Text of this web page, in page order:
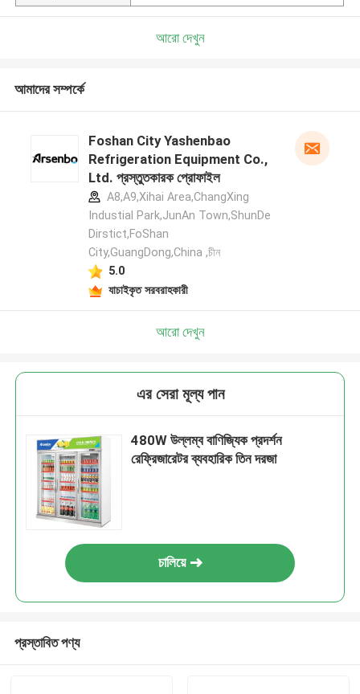
আরো দেখুন
আমাদের সম্পর্কে
Foshan City Yashenbao
Refrigeration Equipment Co.,
Ltd. প্রস্তুতকারক প্রোফাইল
A8,A9,Xihai Area,ChangXing
Industial Park,JunAn Town,ShunDe
Dirstict,FoShan
City,GuangDong,China ,চীন
5.0
যাচাইকৃত সরবরাহকারী
আরো দেখুন
এর সেরা মূল্য পান
480W উল্লম্ব বাণিজ্যিক প্রদর্শন
রেফ্রিজারেটর ব্যবহারিক তিন দরজা
চালিয়ে
প্রস্তাবিত পণ্য